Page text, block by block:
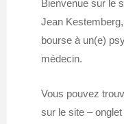
Bienvenue sur le
Jean
bourse à un(e)
médecin.
Vous pouvez
sur le site –